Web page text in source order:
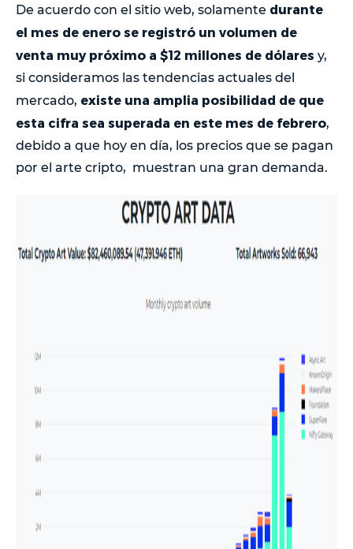
De acuerdo con el sitio web, solamente durante
el mes de enero se registró un volumen de
venta muy próximo a $12 millones de dólares y,
si consideramos las tendencias actuales del
mercado, existe una amplia posibilidad de que
esta cifra sea superada en este mes de febrero,
debido a que hoy en día, los precios que se pagan
por el arte cripto, muestran una gran demanda.